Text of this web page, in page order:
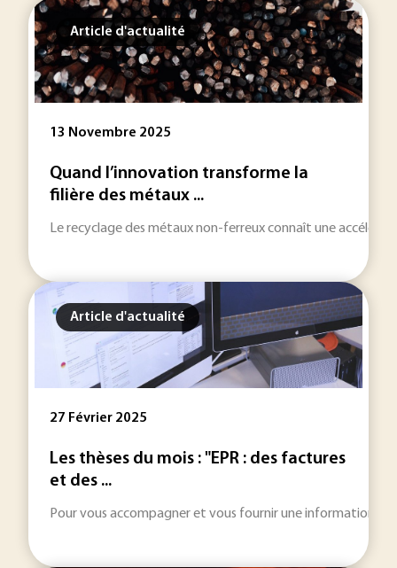
Article d'actualité
13 Novembre 2025
Quand l’innovation transforme la
filière des métaux ...
Le recyclage des métaux non-ferreux connaît une
Article d'actualité
27 Février 2025
Les thèses du mois : "EPR : des factures
et des ...
Pour vous accompagner et vous fournir une information